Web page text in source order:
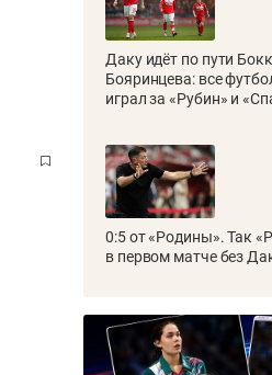
Даку идёт по пути
Бояринцева: все
играл за «Рубин» и
0:5 от «Родины». Так
в первом матче без